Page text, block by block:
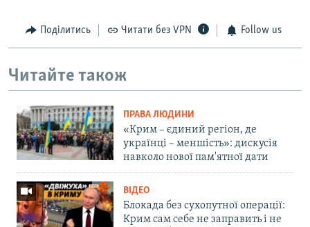
Поділитись Читати без VPN Follow us
Читайте також
ПРАВА ЛЮДИНИ
«Крим – єдиний регіон, де
українці – меншість»: дискусія
навколо нової пам'ятної дати
ВІДЕО
Блокада без сухопутної операції:
Крим сам себе не заправить і не